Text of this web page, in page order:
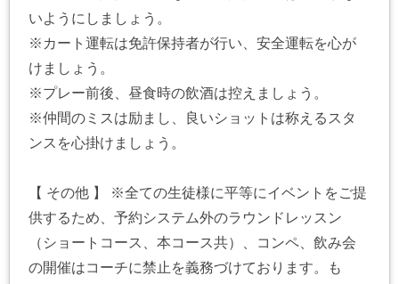
いようにしましょう。
※カート運転は免許保持者が行い、安全運転を心が
けましょう。
※プレー前後、昼食時の飲酒は控えましょう。
※仲間のミスは励まし、良いショットは称えるスタ
ンスを心掛けましょう。
【 その他 】 ※全ての生徒様に平等にイベントをご提
供するため、予約システム外のラウンドレッスン
（ショートコース、本コース共）、コンペ、飲み会
の開催はコーチに禁止を義務づけております。も